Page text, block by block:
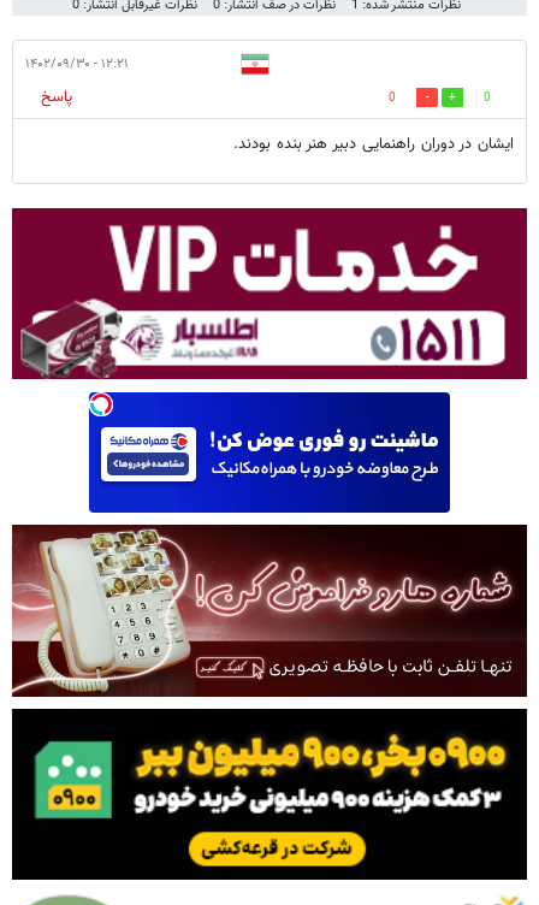
نظرات منتشر شده: 1 نظرات در صف انتشار: 0 نظرات غیرقابل انتشار: 0
۱۲:۲۱ - ۱۴۰۲/۰۹/۳۰
0
0
پاسخ
ایشان در دوران راهنمایی دبیر هنر بنده بودند.